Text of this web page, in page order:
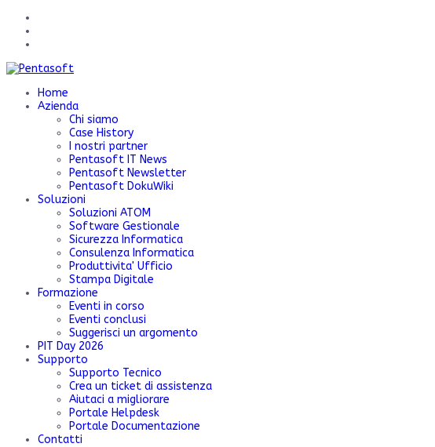
Home
Azienda
Chi siamo
Case History
I nostri partner
Pentasoft IT News
Pentasoft Newsletter
Pentasoft DokuWiki
Soluzioni
Soluzioni ATOM
Software Gestionale
Sicurezza Informatica
Consulenza Informatica
Produttivita' Ufficio
Stampa Digitale
Formazione
Eventi in corso
Eventi conclusi
Suggerisci un argomento
PIT Day 2026
Supporto
Supporto Tecnico
Crea un ticket di assistenza
Aiutaci a migliorare
Portale Helpdesk
Portale Documentazione
Contatti